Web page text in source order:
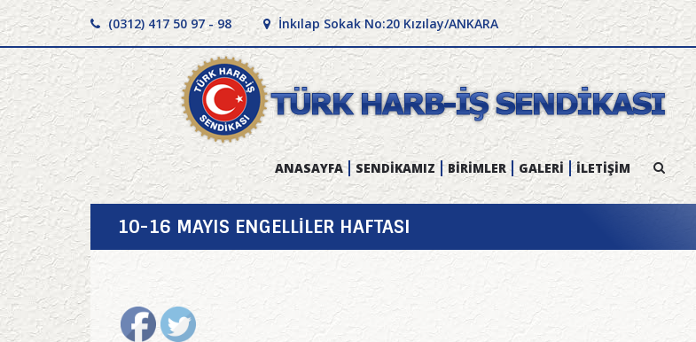
(0312) 417 50 97 - 98 İnkılap Sokak No:20 Kızılay/ANKARA
ANASAYFA SENDİKAMIZ BİRİMLER GALERİ İLETİŞİM
10-16 MAYIS ENGELLİLER HAFTASI